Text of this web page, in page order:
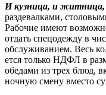
И кузница, и житница,
раздевалками,
Рабочие имеют
отдать спец­одежду в
обслуживанием. Весь
ется только НДФЛ в
обедами из трех блюд,
ночную смену вместо